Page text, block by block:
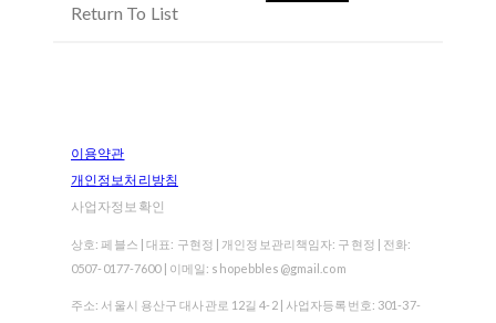
Return To List
이용약관
개인정보처리방침
사업자정보확인
상호: 페블스 | 대표: 구현정 | 개인정보관리책임자: 구현정 | 전화:
0507-0177-7600 | 이메일: shopebbles@gmail.com
주소: 서울시 용산구 대사관로 12길 4-2 | 사업자등록번호: 301-37-